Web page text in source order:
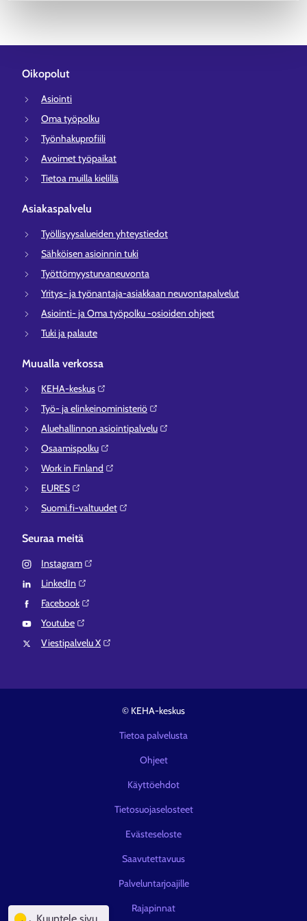
Oikopolut
Asiointi
Oma työpolku
Työnhakuprofiili
Avoimet työpaikat
Tietoa muilla kielillä
Asiakaspalvelu
Työllisyysalueiden yhteystiedot
Sähköisen asioinnin tuki
Työttömyysturvaneuvonta
Yritys- ja työnantaja-asiakkaan neuvontapalvelut
Asiointi- ja Oma työpolku -osioiden ohjeet
Tuki ja palaute
Muualla verkossa
KEHA-keskus⁠
Työ- ja elinkeinoministeriö⁠
Aluehallinnon asiointipalvelu⁠
Osaamispolku⁠
Work in Finland⁠
EURES⁠
Suomi.fi-valtuudet⁠
Seuraa meitä
Instagram⁠
LinkedIn⁠
Facebook⁠
Youtube⁠
Viestipalvelu X⁠
© KEHA-keskus
Tietoa palvelusta
Ohjeet
Käyttöehdot
Tietosuojaselosteet
Evästeseloste
Saavutettavuus
Palveluntarjoajille
Rajapinnat